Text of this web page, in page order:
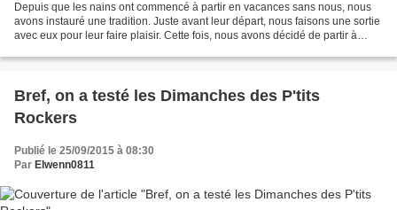
Depuis que les nains ont commencé à partir en vacances sans nous, nous
avons instauré une tradition. Juste avant leur départ, nous faisons une sortie
avec eux pour leur faire plaisir. Cette fois, nous avons décidé de partir à
Bref, on a testé les Dimanches des P'tits
Rockers
Publié le 25/09/2015 à 08:30
Par Elwenn0811